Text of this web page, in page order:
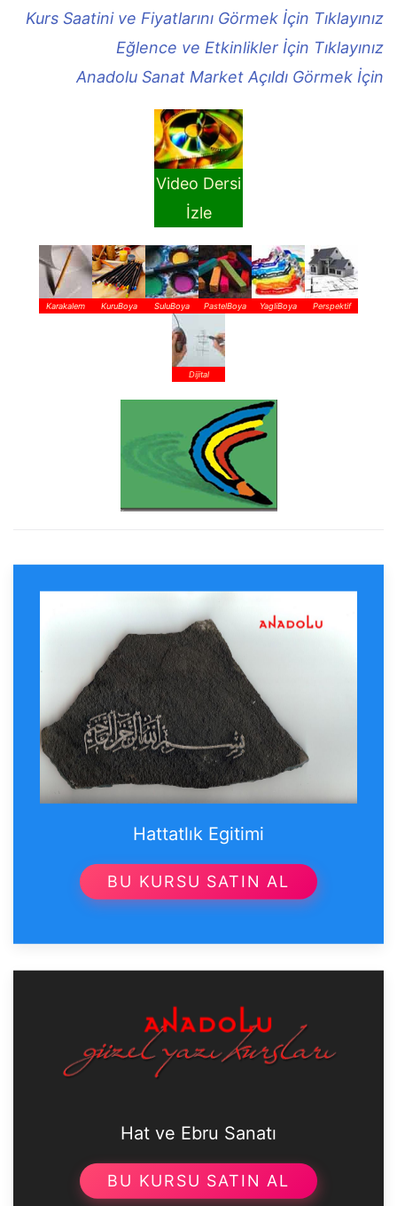
Kurs Saatini ve Fiyatlarını Görmek İçin Tıklayınız
Eğlence ve Etkinlikler İçin Tıklayınız
Anadolu Sanat Market Açıldı Görmek İçin
Video Dersi
İzle
Karakalem KuruBoya SuluBoya PastelBoya YagliBoya Perspektif
Dijital
Hattatlık Egitimi
BU KURSU SATIN AL
Hat ve Ebru Sanatı
BU KURSU SATIN AL